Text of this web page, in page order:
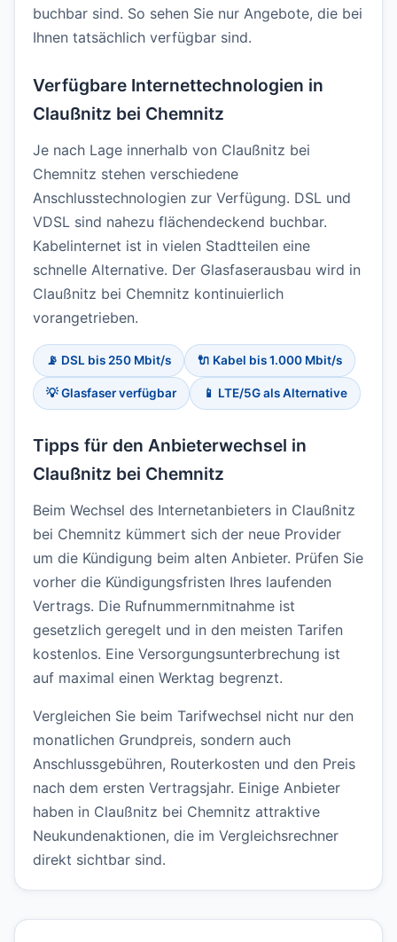
buchbar sind. So sehen Sie nur Angebote, die bei
Ihnen tatsächlich verfügbar sind.
Verfügbare Internettechnologien in
Claußnitz bei Chemnitz
Je nach Lage innerhalb von Claußnitz bei
Chemnitz stehen verschiedene
Anschlusstechnologien zur Verfügung. DSL und
VDSL sind nahezu flächendeckend buchbar.
Kabelinternet ist in vielen Stadtteilen eine
schnelle Alternative. Der Glasfaserausbau wird in
Claußnitz bei Chemnitz kontinuierlich
vorangetrieben.
📡 DSL bis 250 Mbit/s 🔌 Kabel bis 1.000 Mbit/s
💡 Glasfaser verfügbar 📱 LTE/5G als Alternative
Tipps für den Anbieterwechsel in
Claußnitz bei Chemnitz
Beim Wechsel des Internetanbieters in Claußnitz
bei Chemnitz kümmert sich der neue Provider
um die Kündigung beim alten Anbieter. Prüfen Sie
vorher die Kündigungsfristen Ihres laufenden
Vertrags. Die Rufnummernmitnahme ist
gesetzlich geregelt und in den meisten Tarifen
kostenlos. Eine Versorgungsunterbrechung ist
auf maximal einen Werktag begrenzt.
Vergleichen Sie beim Tarifwechsel nicht nur den
monatlichen Grundpreis, sondern auch
Anschlussgebühren, Routerkosten und den Preis
nach dem ersten Vertragsjahr. Einige Anbieter
haben in Claußnitz bei Chemnitz attraktive
Neukundenaktionen, die im Vergleichsrechner
direkt sichtbar sind.